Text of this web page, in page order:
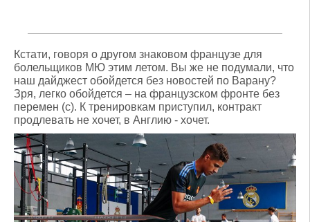
Кстати, говоря о другом знаковом французе для
болельщиков МЮ этим летом. Вы же не подумали, что
наш дайджест обойдется без новостей по Варану?
Зря, легко обойдется – на французском фронте без
перемен (с). К тренировкам приступил, контракт
продлевать не хочет, в Англию - хочет.